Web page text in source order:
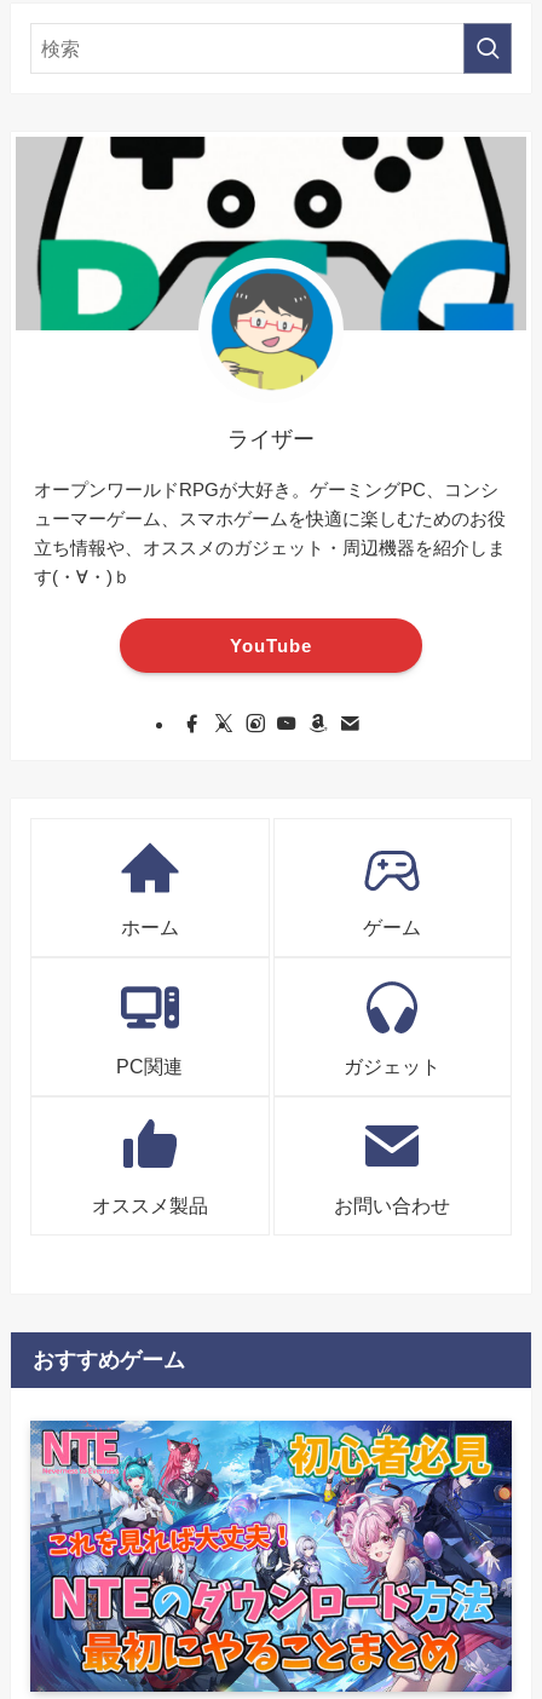
ライザー
オープンワールドRPGが大好き。ゲーミングPC、コンシ
ューマーゲーム、スマホゲームを快適に楽しむためのお役
立ち情報や、オススメのガジェット・周辺機器を紹介しま
す(・∀・)ｂ
YouTube
ホーム ゲーム
PC関連 ガジェット
オススメ製品 お問い合わせ
おすすめゲーム